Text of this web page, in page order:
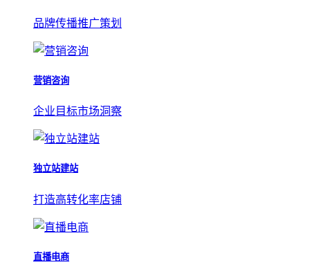
品牌传播推广策划
营销咨询
企业目标市场洞察
独立站建站
打造高转化率店铺
直播电商